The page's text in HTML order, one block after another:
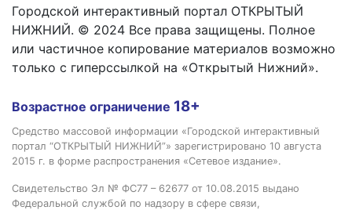
Городской интерактивный портал ОТКРЫТЫЙ
НИЖНИЙ. © 2024 Все права защищены. Полное
или частичное копирование материалов возможно
только с гиперссылкой на «Открытый Нижний».
Возрастное ограничение 18+
Средство массовой информации «Городской интерактивный
портал “ОТКРЫТЫЙ НИЖНИЙ”» зарегистрировано 10 августа
2015 г. в форме распространения «Сетевое издание».
Свидетельство Эл № ФС77 – 62677 от 10.08.2015 выдано
Федеральной службой по надзору в сфере связи,